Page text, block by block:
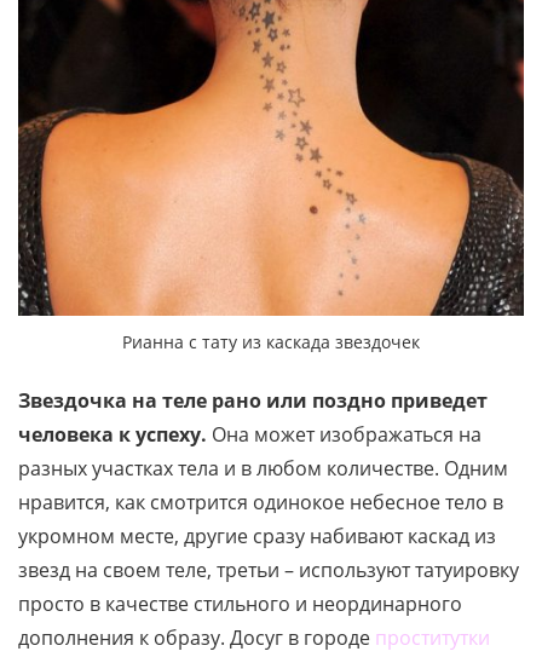
Рианна с тату из каскада звездочек
Звездочка на теле рано или поздно приведет
человека к успеху. Она может изображаться на
разных участках тела и в любом количестве. Одним
нравится, как смотрится одинокое небесное тело в
укромном месте, другие сразу набивают каскад из
звезд на своем теле, третьи – используют татуировку
просто в качестве стильного и неординарного
дополнения к образу. Досуг в городе проститутки